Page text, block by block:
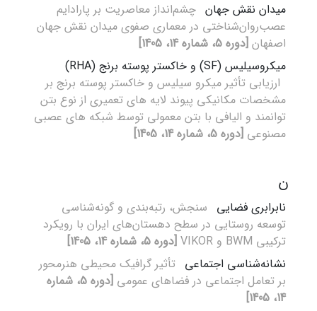
میدان نقش ‌جهان چشم‌انداز معاصریت بر پارادایم
عصب‌روان‌شناختی در معماری صفوی میدان نقش‌ جهان
اصفهان [دوره 5، شماره 14، 1405]
میکروسیلیس (SF) و خاکستر پوسته برنج (RHA)
ارزیابی تأثیر میکرو سیلیس و خاکستر پوسته برنج بر
مشخصات مکانیکی پیوند لایه های تعمیری از نوع بتن
توانمند و الیافی با بتن معمولی توسط شبکه های عصبی
مصنوعی [دوره 5، شماره 14، 1405]
ن
نابرابری فضایی سنجش، رتبه‌بندی و گونه‌شناسی
توسعه روستایی در سطح دهستان‌های ایران با رویکرد
ترکیبی BWM و VIKOR
[دوره 5، شماره 14، 1405]
نشانه‌شناسی اجتماعی تأثیر گرافیک محیطی هنرمحور
بر تعامل اجتماعی در فضاهای عمومی
[دوره 5، شماره
14، 1405]